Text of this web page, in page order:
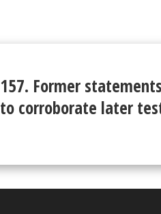
157. Former
to corroborate later